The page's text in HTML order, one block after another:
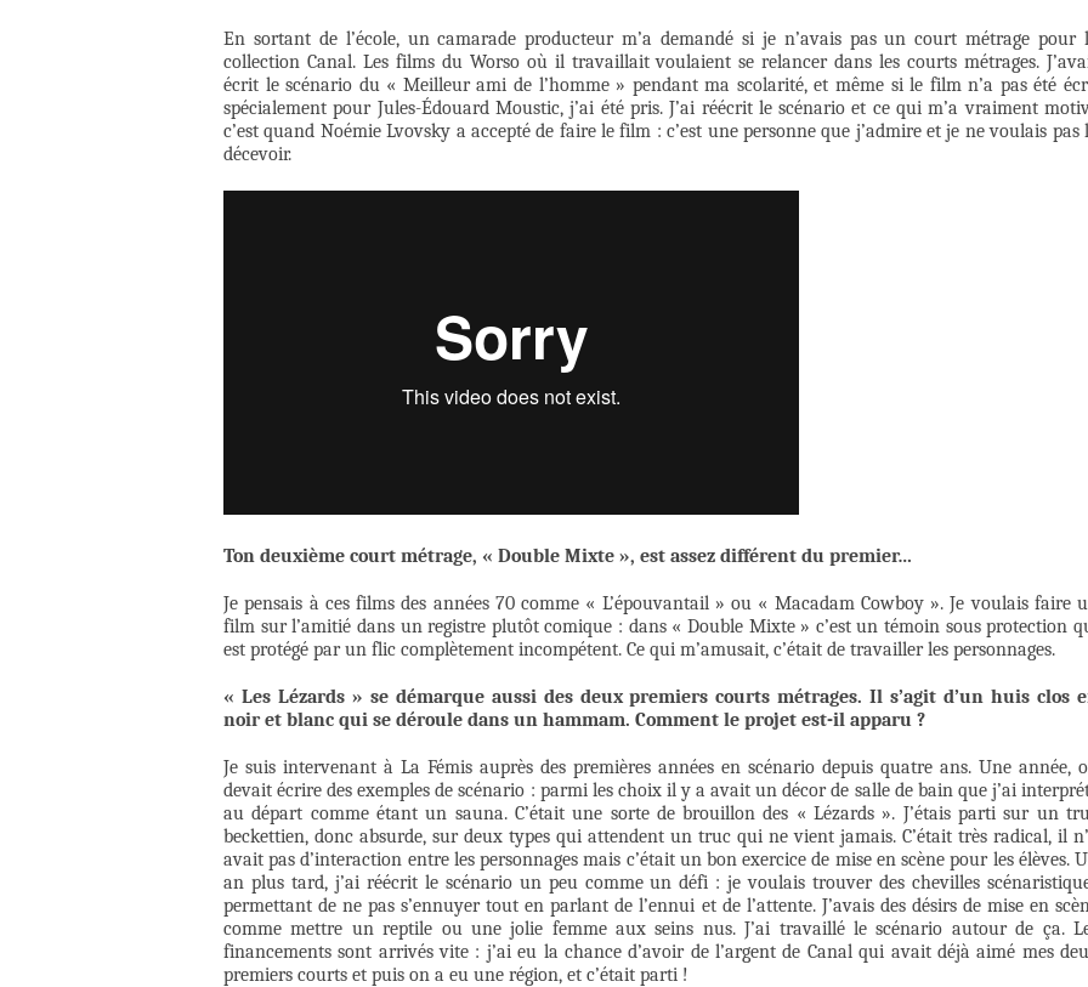
En sortant de l’école, un camarade producteur m’a demandé si je n’avais pas un court métrage pour
collection Canal. Les films du Worso où il travaillait voulaient se relancer dans les courts métrages.
écrit le scénario du « Meilleur ami de l’homme » pendant ma scolarité, et même si le film n’a pas été
spécialement pour Jules-Édouard Moustic, j’ai été pris. J’ai réécrit le scénario et ce qui m’a vraiment
c’est quand Noémie Lvovsky a accepté de faire le film : c’est une personne que j’admire et je ne voulais pas
décevoir.
Ton deuxième court métrage, « Double Mixte », est assez différent du premier…
Je pensais à ces films des années 70 comme « L’épouvantail » ou « Macadam Cowboy ». Je voulais faire
film sur l’amitié dans un registre plutôt comique : dans « Double Mixte » c’est un témoin sous protection
est protégé par un flic complètement incompétent. Ce qui m’amusait, c’était de travailler les personnages.
« Les Lézards » se démarque aussi des deux premiers courts métrages. Il s’agit d’un huis clos
noir et blanc qui se déroule dans un hammam. Comment le projet est-il apparu ?
Je suis intervenant à La Fémis auprès des premières années en scénario depuis quatre ans. Une année,
devait écrire des exemples de scénario : parmi les choix il y a avait un décor de salle de bain que j’ai
au départ comme étant un sauna. C’était une sorte de brouillon des « Lézards ». J’étais parti sur un
beckettien, donc absurde, sur deux types qui attendent un truc qui ne vient jamais. C’était très radical, il
avait pas d’interaction entre les personnages mais c’était un bon exercice de mise en scène pour les élèves.
an plus tard, j’ai réécrit le scénario un peu comme un défi : je voulais trouver des chevilles
permettant de ne pas s’ennuyer tout en parlant de l’ennui et de l’attente. J’avais des désirs de mise en
comme mettre un reptile ou une jolie femme aux seins nus. J’ai travaillé le scénario autour de ça.
financements sont arrivés vite : j’ai eu la chance d’avoir de l’argent de Canal qui avait déjà aimé mes
premiers courts et puis on a eu une région, et c’était parti !